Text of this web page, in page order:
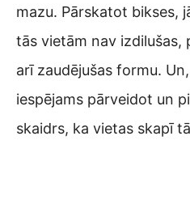
mazu. Pārskatot bikses,
tās vietām nav izdilušas,
arī zaudējušas formu.
iespējams pārveidot un
skaidrs, ka vietas skapī